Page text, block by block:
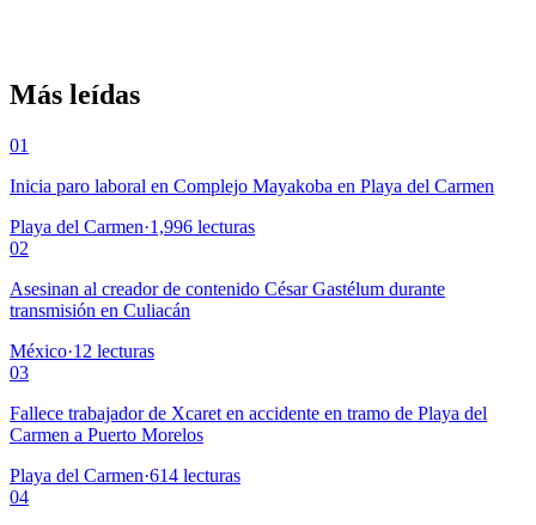
Más leídas
01
Inicia paro laboral en Complejo Mayakoba en Playa del Carmen
Playa del Carmen·1,996 lecturas
02
Asesinan al creador de contenido César Gastélum durante
transmisión en Culiacán
México·12 lecturas
03
Fallece trabajador de Xcaret en accidente en tramo de Playa del
Carmen a Puerto Morelos
Playa del Carmen·614 lecturas
04